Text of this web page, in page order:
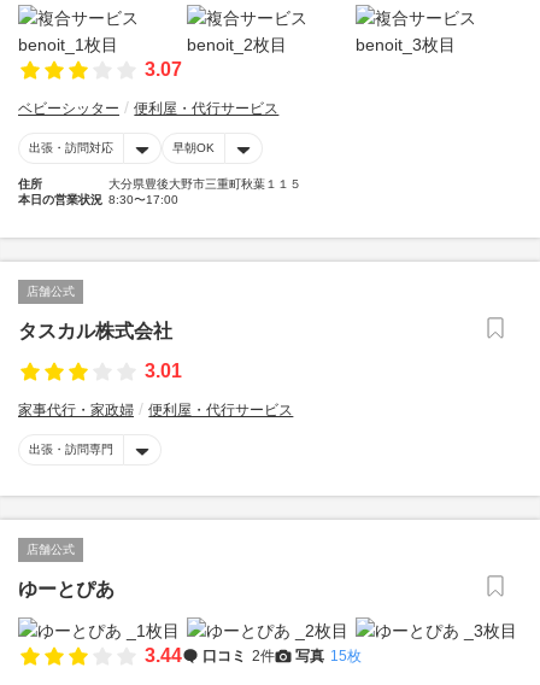
3.07
ベビーシッター 便利屋・代行サービス
出張・訪問対応 早朝OK
住所
大分県豊後大野市三重町秋葉１１５
本日の営業状況 8:30〜17:00
店舗公式
タスカル株式会社
3.01
家事代行・家政婦 便利屋・代行サービス
出張・訪問専門
店舗公式
ゆーとぴあ
3.44 口コミ 2件 写真 15枚